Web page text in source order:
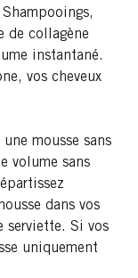
de collagène
instantané.
vos cheveux
mousse sans
volume sans
dans vos
serviette. Si vos
uniquement